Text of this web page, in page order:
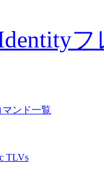
ンド一覧
TLVs